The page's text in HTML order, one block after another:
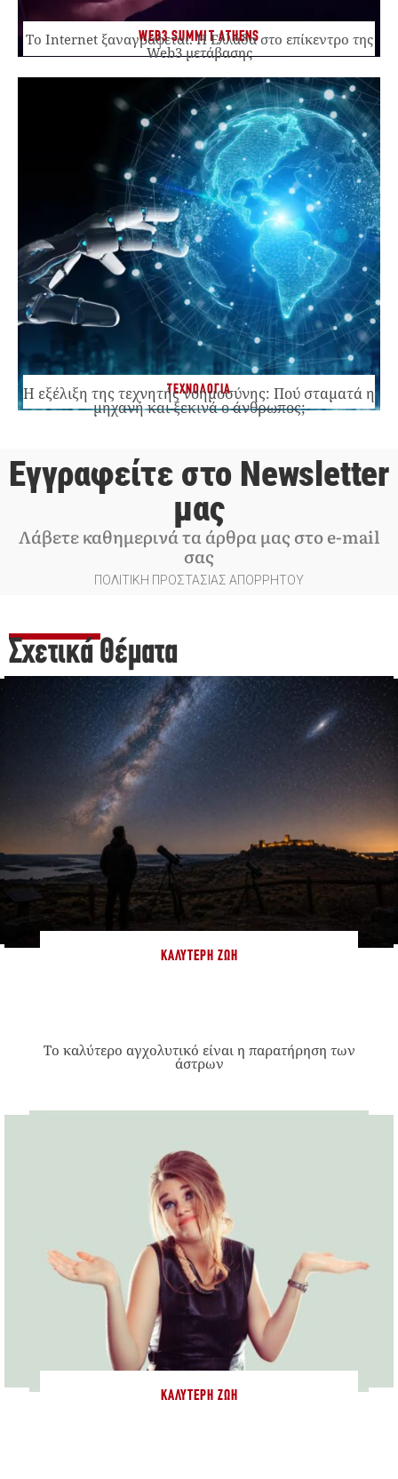
WEB3 SUMMIT ATHENS
Το Internet ξαναγράφεται. Η Ελλάδα στο επίκεντρο της
Web3 μετάβασης
ΤΕΧΝΟΛΟΓΙΑ
Η εξέλιξη της τεχνητής νοημοσύνης: Πού σταματά η
μηχανή και ξεκινά ο άνθρωπος;
Εγγραφείτε στο Newsletter
μας
Λάβετε καθημερινά τα άρθρα μας στο e-mail
σας
ΠΟΛΙΤΙΚΗ ΠΡΟΣΤΑΣΙΑΣ ΑΠΟΡΡΗΤΟΥ
Σχετικά Θέματα
ΚΑΛΎΤΕΡΗ ΖΩΉ
Το καλύτερο αγχολυτικό είναι η παρατήρηση των
άστρων
ΚΑΛΎΤΕΡΗ ΖΩΉ